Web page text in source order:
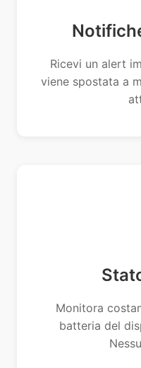
Ricevi un alert
viene spostata a
Monitora
batteria del